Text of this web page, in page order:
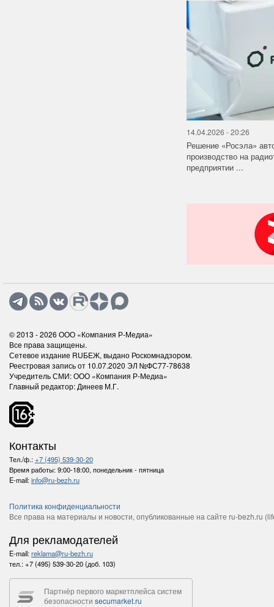
14.04.2026 - 20:26
Решение «Росэла»
производство на
предприятии ...
© 2013 - 2026 ООО «Компания Р-Медиа»
Все права защищены.
Сетевое издание RUБЕЖ, выдано Роскомнадзором.
Реестровая запись от 10.07.2020 ЭЛ №ФС77-78638
Учредитель СМИ: ООО «Компания Р-Медиа»
Главный редактор: Динеев М.Г.
Контакты
Тел./ф.:+7 (495) 539-30-20
Время работы:9:00-18:00, понедельник - пятница
E-mail:info@ru-bezh.ru
Политика конфиденциальности
Все права на материалы и новости, опубликованные на сайте ru-bezh.ru
Для рекламодателей
E-mail:reklama@ru-bezh.ru
тел.:+7 (495) 539-30-20 (доб. 103)
Партнёр первого маркетплейса систем
безопасности secumarket.ru